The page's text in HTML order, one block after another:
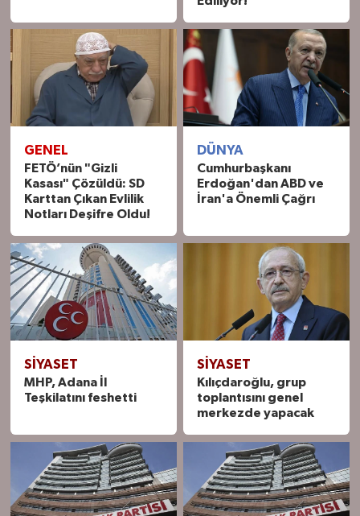
GENEL
FETÖ’nün "Gizli
Kasası" Çözüldü: SD
Karttan Çıkan Evlilik
Notları Deşifre Oldu!
DÜNYA
Cumhurbaşkanı
Erdoğan'dan ABD ve
İran'a Önemli Çağrı
SIYASET
MHP, Adana İl
Teşkilatını feshetti
SIYASET
Kılıçdaroğlu, grup
toplantısını genel
merkezde yapacak